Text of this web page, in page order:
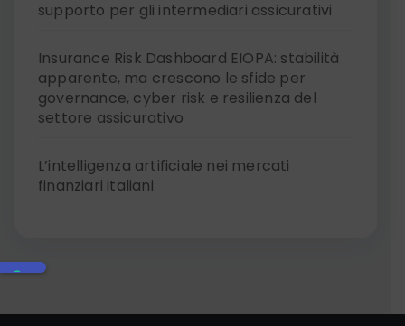
supporto per gli intermediari assicurativi
Insurance Risk Dashboard EIOPA: stabilità
apparente, ma crescono le sfide per
governance, cyber risk e resilienza del
settore assicurativo
L’intelligenza artificiale nei mercati
finanziari italiani